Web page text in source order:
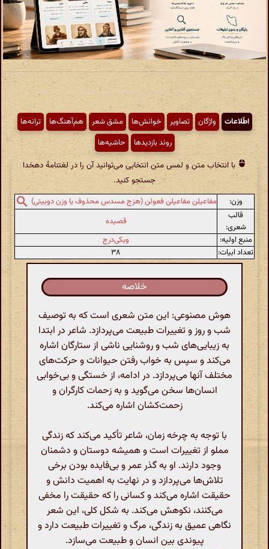
اطّلاعات واژگان تصاویر خوانش‌ها مشق شعر هم‌آهنگ‌ها
ترانه‌ها
روند بازدیدها
حاشیه‌ها
با انتخاب متن و لمس متن انتخابی می‌توانید آن را در لغتنامهٔ دهخدا
جستجو کنید.
وزن:
مفاعیلن مفاعیلن فعولن (هزج مسدس محذوف یا وزن دوبیتی)
قالب
شعری:
قصیده
منبع اولیه:
ویکی‌درج
تعداد ابیات:
۳۸
خلاصه
هوش مصنوعی: این متن شعری است که به توصیف
شب و روز و تغییرات طبیعت می‌پردازد. شاعر در ابتدا
به زیبایی‌های شب و روشنایی ناشی از ستارگان اشاره
می‌کند و سپس به خواب رفتن حیوانات و حرکت‌های
مختلف آنها می‌پردازد. در ادامه، از خستگی و بی‌خوابی
انسان‌ها سخن می‌گوید و به زحمات کارگران و
زحمت‌کشان اشاره می‌کند.
با توجه به چرخه زمان، شاعر تأکید می‌کند که زندگی
مملو از تغییرات است و همیشه دوستان و دشمنان
وجود دارند. او به گذر عمر و بی‌فایده بودن برخی
تلاش‌ها می‌پردازد و در نهایت به اهمیت دانش و
حقیقت اشاره می‌کند و کسانی را که حقیقت را مخفی
می‌کنند، نکوهش می‌کند. به شکل کلی، این شعر
نگاهی عمیق به زندگی، مرگ و تغییرات طبیعت دارد و
پیوندی بین انسان و طبیعت می‌سازد.